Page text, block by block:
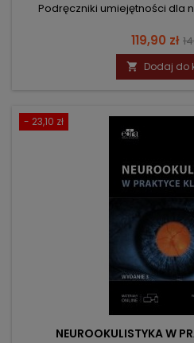
Podręczniki umiejętności dla
Cena
119,90 zł
 Dodaj do
- 23,10 zł
NEUROOKULISTYKA W